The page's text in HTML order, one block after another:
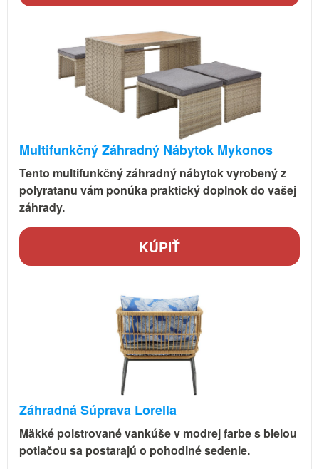
Multifunkčný Záhradný Nábytok Mykonos
Tento multifunkčný záhradný nábytok vyrobený z
polyratanu vám ponúka praktický doplnok do vašej
záhrady.
KÚPIŤ
Záhradná Súprava Lorella
Mäkké polstrované vankúše v modrej farbe s bielou
potlačou sa postarajú o pohodlné sedenie.